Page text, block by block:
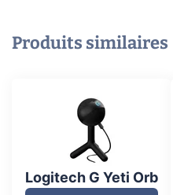
Produits similaires
Logitech G Yeti Orb